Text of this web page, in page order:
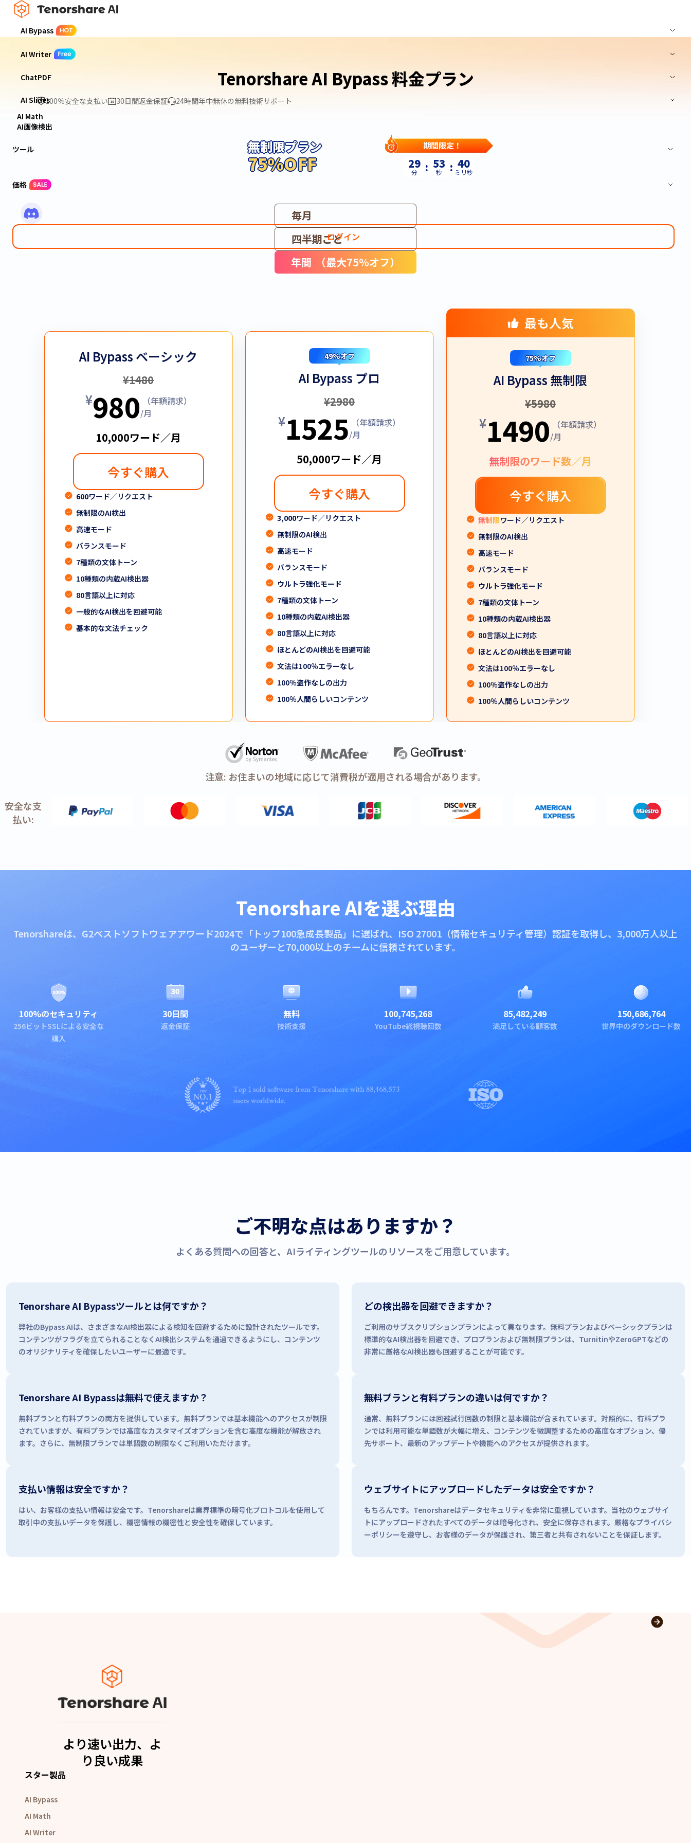
AI Bypass
AI Writer
ChatPDF
AI Slides
AI Math
AI画像検出
ツール
価格
ログイン
Tenorshare AI Bypass 料金プラン
100％安全な支払い 30日間返金保証 24時間年中無休の無料技術サポート
無制限プラン
75%OFF
期間限定！
29
分 : 52
秒 : 11
ミリ秒
毎月
四半期ごと
年間
（最大75％オフ）
AI Bypass ベーシック
¥1480
¥980
（年額請求）
/月
10,000ワード／月
今すぐ購入
600ワード／リクエスト
無制限のAI検出
高速モード
バランスモード
7種類の文体トーン
10種類の内蔵AI検出器
80言語以上に対応
一般的なAI検出を回避可能
基本的な文法チェック
49%オフ
AI Bypass プロ
¥2980
¥1525
（年額請求）
/月
50,000ワード／月
今すぐ購入
3,000ワード／リクエスト
無制限のAI検出
高速モード
バランスモード
ウルトラ強化モード
7種類の文体トーン
10種類の内蔵AI検出器
80言語以上に対応
ほとんどのAI検出を回避可能
文法は100％エラーなし
100％盗作なしの出力
100％人間らしいコンテンツ
最も人気
75%オフ
AI Bypass 無制限
¥5980
¥1490
（年額請求）
/月
無制限のワード数／月
今すぐ購入
無制限ワード／リクエスト
無制限のAI検出
高速モード
バランスモード
ウルトラ強化モード
7種類の文体トーン
10種類の内蔵AI検出器
80言語以上に対応
ほとんどのAI検出を回避可能
文法は100％エラーなし
100％盗作なしの出力
100％人間らしいコンテンツ
注意: お住まいの地域に応じて消費税が適用される場合があります。
安全な支
払い:
Tenorshare AIを選ぶ理由
Tenorshareは、G2ベストソフトウェアアワード2024で「トップ100急成長製品」に選ばれ、ISO 27001（情報セキュリティ管理）認証を取得し、3,000万人以上
のユーザーと70,000以上のチームに信頼されています。
100%のセキュリティ
256ビットSSLによる安全な
購入
30日間
返金保証
無料
技術支援
100,745,268
YouTube総視聴回数
85,482,249
満足している顧客数
150,686,764
世界中のダウンロード数
ご不明な点はありますか？
よくある質問への回答と、AIライティングツールのリソースをご用意しています。
Tenorshare AI Bypassツールとは何ですか？
弊社のBypass AIは、さまざまなAI検出器による検知を回避するために設計されたツールです。
コンテンツがフラグを立てられることなくAI検出システムを通過できるようにし、コンテンツ
のオリジナリティを確保したいユーザーに最適です。
どの検出器を回避できますか？
ご利用のサブスクリプションプランによって異なります。無料プランおよびベーシックプランは
標準的なAI検出器を回避でき、プロプランおよび無制限プランは、TurnitinやZeroGPTなどの
非常に厳格なAI検出器も回避することが可能です。
Tenorshare AI Bypassは無料で使えますか？
無料プランと有料プランの両方を提供しています。無料プランでは基本機能へのアクセスが制限
されていますが、有料プランでは高度なカスタマイズオプションを含む高度な機能が解放され
ます。さらに、無制限プランでは単語数の制限なくご利用いただけます。
無料プランと有料プランの違いは何ですか？
通常、無料プランには回避試行回数の制限と基本機能が含まれています。対照的に、有料プラ
ンでは利用可能な単語数が大幅に増え、コンテンツを微調整するための高度なオプション、優
先サポート、最新のアップデートや機能へのアクセスが提供されます。
支払い情報は安全ですか？
はい、お客様の支払い情報は安全です。Tenorshareは業界標準の暗号化プロトコルを使用して
取引中の支払いデータを保護し、機密情報の機密性と安全性を確保しています。
ウェブサイトにアップロードしたデータは安全ですか？
もちろんです。Tenorshareはデータセキュリティを非常に重視しています。当社のウェブサイ
トにアップロードされたすべてのデータは暗号化され、安全に保存されます。厳格なプライバシ
ーポリシーを遵守し、お客様のデータが保護され、第三者と共有されないことを保証します。
より速い出力、よ
り良い成果
スター製品
AI Bypass
AI Math
AI Writer